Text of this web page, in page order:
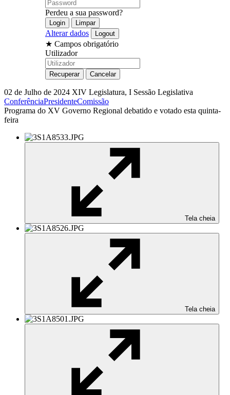
Perdeu a sua password?
Alterar dados
★ Campos obrigatório
Utilizador
02 de Julho de 2024 XIV Legislatura, I Sessão Legislativa
ConferênciaPresidenteComissão
Programa do XV Governo Regional debatido e votado esta quinta-
feira
Tela cheia
Tela cheia